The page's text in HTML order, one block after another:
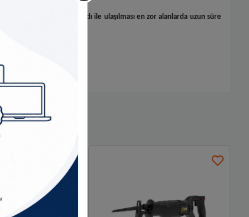
cırtlı zımpara kâğıdı ile ulaşılması en zor alanlarda uzun süre